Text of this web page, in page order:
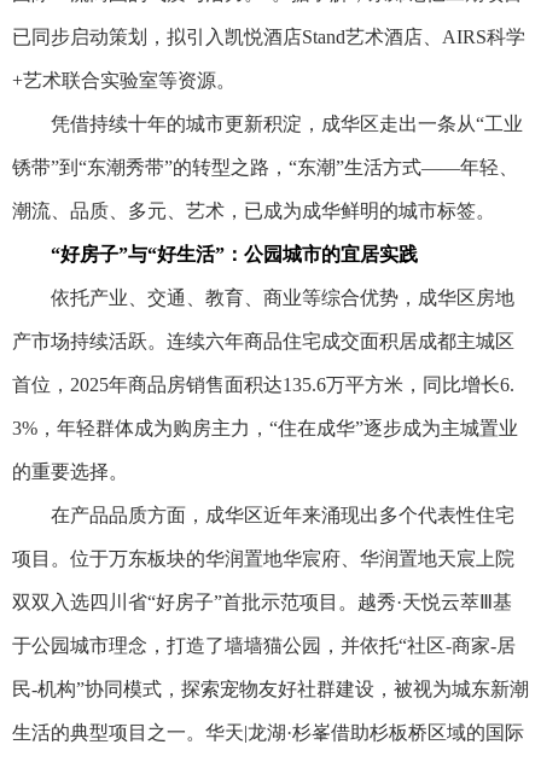
已同步启动策划，拟引入凯悦酒店Stand艺术酒店、AIRS科学
+艺术联合实验室等资源。
凭借持续十年的城市更新积淀，成华区走出一条从“工业
锈带”到“东潮秀带”的转型之路，“东潮”生活方式——年轻、
潮流、品质、多元、艺术，已成为成华鲜明的城市标签。
“好房子”与“好生活”：公园城市的宜居实践
依托产业、交通、教育、商业等综合优势，成华区房地
产市场持续活跃。连续六年商品住宅成交面积居成都主城区
首位，2025年商品房销售面积达135.6万平方米，同比增长6.
3%，年轻群体成为购房主力，“住在成华”逐步成为主城置业
的重要选择。
在产品品质方面，成华区近年来涌现出多个代表性住宅
项目。位于万东板块的华润置地华宸府、华润置地天宸上院
双双入选四川省“好房子”首批示范项目。越秀·天悦云萃Ⅲ基
于公园城市理念，打造了墙墙猫公园，并依托“社区-商家-居
民-机构”协同模式，探索宠物友好社群建设，被视为城东新潮
生活的典型项目之一。华天|龙湖·杉峯借助杉板桥区域的国际